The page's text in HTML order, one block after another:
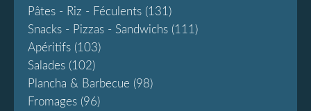
Pâtes - Riz - Féculents (131)
Snacks - Pizzas - Sandwichs (111)
Apéritifs (103)
Salades (102)
Plancha & Barbecue (98)
Fromages (96)